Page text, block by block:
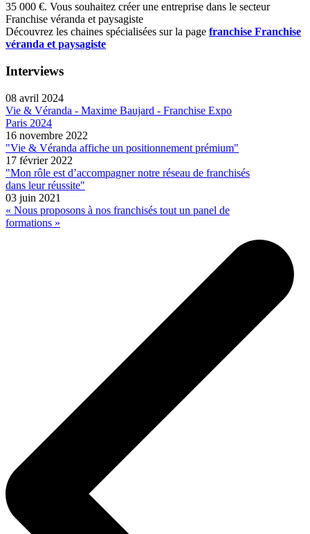
35 000 €. Vous souhaitez créer une entreprise dans le secteur
Franchise véranda et paysagiste
Découvrez les chaines spécialisées sur la page franchise Franchise
véranda et paysagiste
Interviews
08 avril 2024
Vie & Véranda - Maxime Baujard - Franchise Expo
Paris 2024
16 novembre 2022
"Vie & Véranda affiche un positionnement prémium"
17 février 2022
"Mon rôle est d’accompagner notre réseau de franchisés
dans leur réussite"
03 juin 2021
« Nous proposons à nos franchisés tout un panel de
formations »